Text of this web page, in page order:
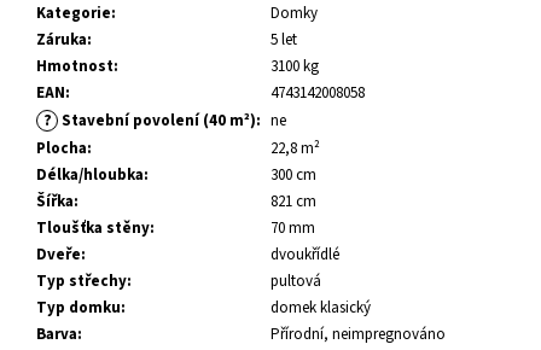
Kategorie:
Domky
Záruka:
5 let
Hmotnost:
3100 kg
EAN: 4743142008058
? Stavební povolení (40 m²): ne
Plocha:
22,8 m²
Délka/hloubka:
300 cm
Šířka:
821 cm
Tloušťka stěny:
70 mm
Dveře:
dvoukřídlé
Typ střechy:
pultová
Typ domku:
domek klasický
Barva: Přírodní, neimpregnováno
m
DĚTSKÝ
DOMEK
TOM
3,8
M²
29
400
Kč
Původně:
33
600